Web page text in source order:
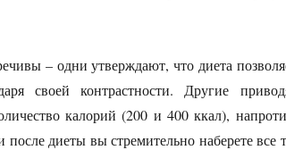
– одни утверждают, что диета
своей контрастности. Другие
калорий (200 и 400 ккал),
диеты вы стремительно наберете все